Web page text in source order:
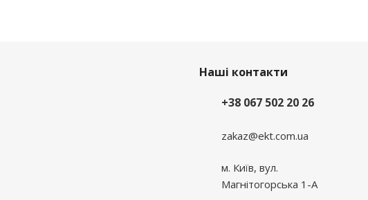
Наші контакти
+38 067 502 20 26
zakaz@ekt.com.ua
м. Київ, вул.
Магнітогорська 1-А